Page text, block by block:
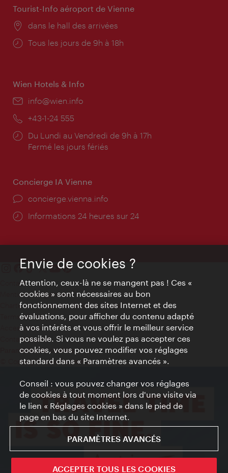
Tourist-Info aéroport de Vienne
Lieu:
dans le hall des arrivées
Horaires
Tous les jours de 9h à 18h
Wien Hotels & Info
E-
info@wien.info
Téléphone:
+43-1-24 555
Horaires
d'ouverture:
Du Lundi au Vendredi de 9h à 17h
Fermé les jours fériés
Concierge IA Vienne
Ort:
concierge.vienna.info
Öffnungszeiten:
Informations 24 heures sur 24
Contact
Mentions obligatoires
Charte sur le respect de la vie privée
Terms of Use
Accessibilité
Contact presse
Paramètres de cookies
© Copyright WienTourismus
Envie de cookies ?
Attention, ceux-là ne se mangent pas ! Ces «
cookies » sont nécessaires au bon
fonctionnement des sites Internet et des
évaluations, pour afficher du contenu adapté
à vos intérêts et vous offrir le meilleur service
possible. Si vous ne voulez pas accepter ces
cookies, vous pouvez modifier vos réglages
standard dans « Paramètres avancés ».
Conseil : vous pouvez changer vos réglages
de cookies à tout moment lors d'une visite via
le lien « Réglages cookies » dans le pied de
page en bas du site Internet.
PARAMÈTRES AVANCÉS
ACCEPTER TOUS LES COOKIES